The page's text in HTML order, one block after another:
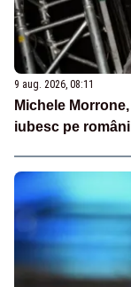
9 aug. 2026, 08:11
Michele
iubesc pe